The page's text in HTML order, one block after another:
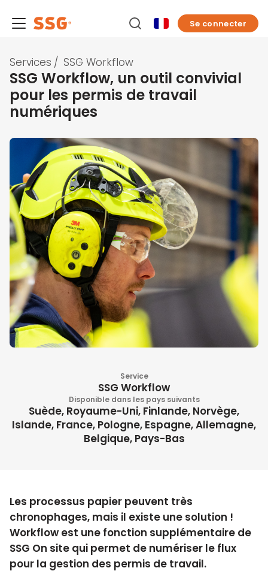
Se connecter
Services / SSG Workflow
SSG Workflow, un outil convivial
pour les permis de travail
numériques
Service
SSG Workflow
Disponible dans les pays suivants
Suède, Royaume-Uni, Finlande, Norvège,
Islande, France, Pologne, Espagne, Allemagne,
Belgique, Pays-Bas
Les processus papier peuvent très
chronophages, mais il existe une solution !
Workflow est une fonction supplémentaire de
SSG On site qui permet de numériser le flux
pour la gestion des permis de travail.